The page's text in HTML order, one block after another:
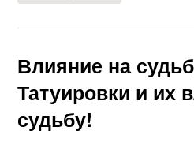
Влияние на
Татуировки и их
судьбу!